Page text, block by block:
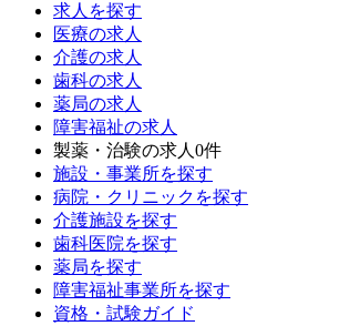
求人を探す
医療の求人
介護の求人
歯科の求人
薬局の求人
障害福祉の求人
製薬・治験の求人 0件
施設・事業所を探す
病院・クリニックを探す
介護施設を探す
歯科医院を探す
薬局を探す
障害福祉事業所を探す
資格・試験ガイド